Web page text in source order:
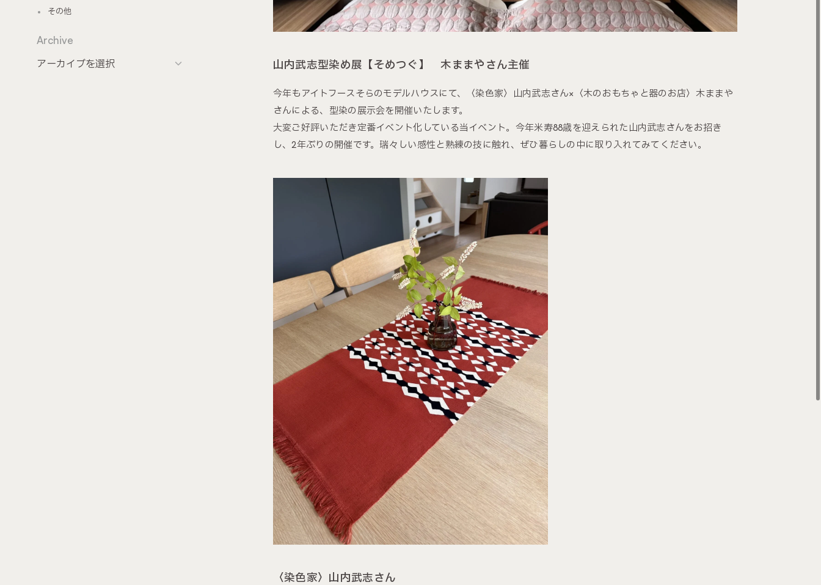
山内武志型染め展【そめつぐ】 木ままやさん主催
今年もアイトフースそらのモデルハウスにて、〈染色家〉山内武志さん×〈木のおもちゃと器のお店〉木ままや
さんによる、型染の展示会を開催いたします。
大変ご好評いただき定番イベント化している当イベント。今年米寿88歳を迎えられた山内武志さんをお招き
し、2年ぶりの開催です。瑞々しい感性と熟練の技に触れ、ぜひ暮らしの中に取り入れてみてください。
〈染色家〉山内武志さん
その他
Archive